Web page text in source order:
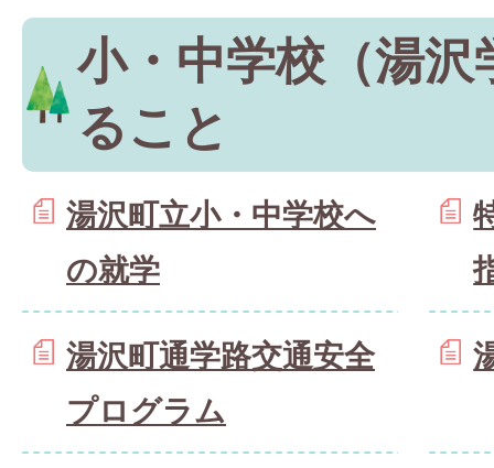
小・中学校（湯沢
ること
湯沢町立小・中学校へ
の就学
湯沢町通学路交通安全
プログラム